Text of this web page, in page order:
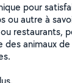
pour
ou autre à
restaurants,
animaux